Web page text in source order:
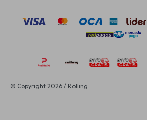
© Copyright 2026 / Rolling